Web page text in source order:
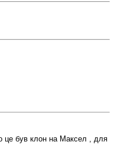
це був клон на Максел , для